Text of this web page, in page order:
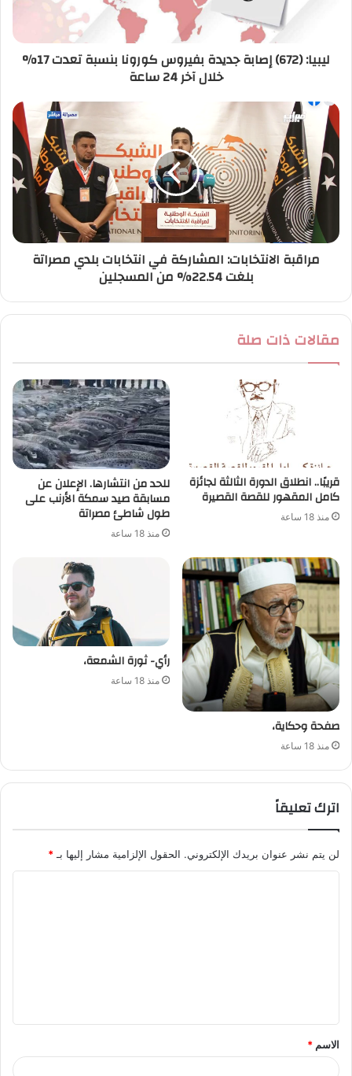
ليبيا: (672) إصابة جديدة بفيروس كورونا بنسبة تعدت 17%
خلال آخر 24 ساعة
مراقبة الانتخابات: المشاركة في انتخابات بلدي مصراتة
بلغت 22.54% من المسجلين
مقالات ذات صلة
قريبًا.. انطلاق الدورة الثالثة لجائزة
كامل المقهور للقصة القصيرة
منذ 18 ساعة
للحد من انتشارها. الإعلان عن
مسابقة صيد سمكة الأرنب على
طول شاطئ مصراتة
منذ 18 ساعة
صفحة وحكاية،
منذ 18 ساعة
رأي- ثورة الشمعة،
منذ 18 ساعة
اترك تعليقاً
لن يتم نشر عنوان بريدك الإلكتروني. الحقول الإلزامية مشار إليها بـ*
ق
*
الاسم *